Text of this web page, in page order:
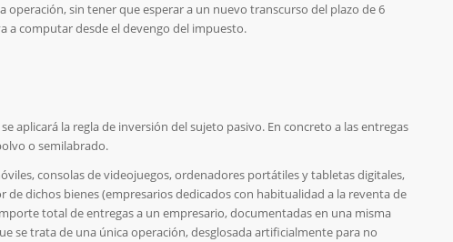
operación, sin tener que esperar a un nuevo transcurso del plazo de 6
a computar desde el devengo del impuesto.
aplicará la regla de inversión del sujeto pasivo. En concreto a las entregas
o semilabrado.
consolas de videojuegos, ordenadores portátiles y tabletas digitales,
dichos bienes (empresarios dedicados con habitualidad a la reventa de
total de entregas a un empresario, documentadas en una misma
se trata de una única operación, desglosada artificialmente para no